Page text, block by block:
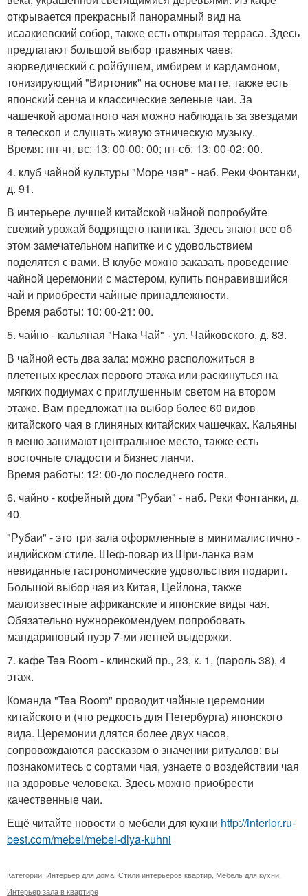
открывается прекрасный панорамный вид на
исаакиевский собор, также есть открытая терраса. Здесь
предлагают большой выбор травяных чаев:
аюрведический с ройбушем, имбирем и кардамоном,
тонизирующий "Виртоник" на основе матте, также есть
японский сенча и классические зеленые чаи. За
чашечкой ароматного чая можно наблюдать за звездами
в телескоп и слушать живую этническую музыку.
Время: пн-чт, вс: 13: 00-00: 00; пт-сб: 13: 00-02: 00.
4. клуб чайной культуры "Море чая" - наб. Реки Фонтанки,
д. 91.
В интерьере лучшей китайской чайной попробуйте
свежий урожай бодрящего напитка. Здесь знают все об
этом замечательном напитке и с удовольствием
поделятся с вами. В клубе можно заказать проведение
чайной церемонии с мастером, купить понравившийся
чай и приобрести чайные принадлежности.
Время работы: 10: 00-21: 00.
5. чайно - кальяная "Нака Чай" - ул. Чайковского, д. 83.
В чайной есть два зала: можно расположиться в
плетеных креслах первого этажа или раскинуться на
мягких подиумах с приглушенным светом на втором
этаже. Вам предложат на выбор более 60 видов
китайского чая в глиняных китайских чашечках. Кальяны
в меню занимают центральное место, также есть
восточные сладости и бизнес ланчи.
Время работы: 12: 00-до последнего гостя.
6. чайно - кофейный дом "Рубаи" - наб. Реки Фонтанки, д.
40.
"Рубаи" - это три зала оформленные в минималистично -
индийском стиле. Шеф-повар из Шри-ланка вам
невиданные гастрономические удовольствия подарит.
Большой выбор чая из Китая, Цейлона, также
малоизвестные африканские и японские виды чая.
Обязательно нужнорекомендуем попробовать
мандариновый пуэр 7-ми летней выдержки.
7. кафе Tea Room - клинский пр., 23, к. 1, (пароль 38), 4
этаж.
Команда "Tea Room" проводит чайные церемонии
китайского и (что редкость для Петербурга) японского
вида. Церемонии длятся более двух часов,
сопровождаются рассказом о значении ритуалов: вы
познакомитесь с сортами чая, узнаете о воздействии чая
на здоровье человека. Здесь можно приобрести
качественные чаи.
Ещё читайте новости о мебели для кухни http://interior.ru-
best.com/mebel/mebel-dlya-kuhni
Категории: Интерьер для дома Стили интерьеров квартир Мебель для кухни
Интерьер зала в квартире